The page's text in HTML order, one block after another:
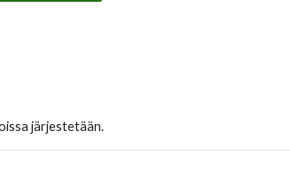
järjestetään.